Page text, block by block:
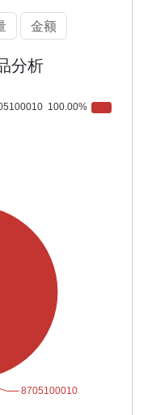
金额
分析